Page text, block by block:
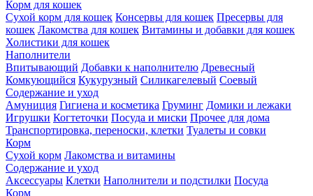
Корм для кошек
Сухой корм для кошек Консервы для кошек Пресервы для
кошек Лакомства для кошек Витамины и добавки для кошек
Холистики для кошек
Наполнители
Впитывающий Добавки к наполнителю Древесный
Комкующийся Кукурузный Силикагелевый Соевый
Содержание и уход
Амуниция Гигиена и косметика Груминг Домики и лежаки
Игрушки Когтеточки Посуда и миски Прочее для дома
Транспортировка, переноски, клетки Туалеты и совки
Корм
Сухой корм Лакомства и витамины
Содержание и уход
Аксессуары Клетки Наполнители и подстилки Посуда
Корм